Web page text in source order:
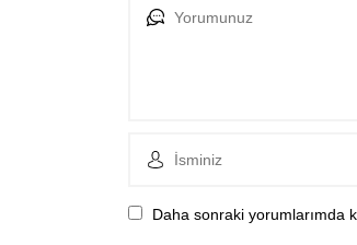
Daha sonraki yorumlarımda